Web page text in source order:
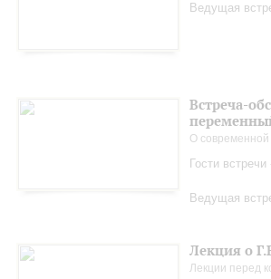
Ведущая
Встреча-
О
Гости
Ведущая
Лекция о
Лекции перед